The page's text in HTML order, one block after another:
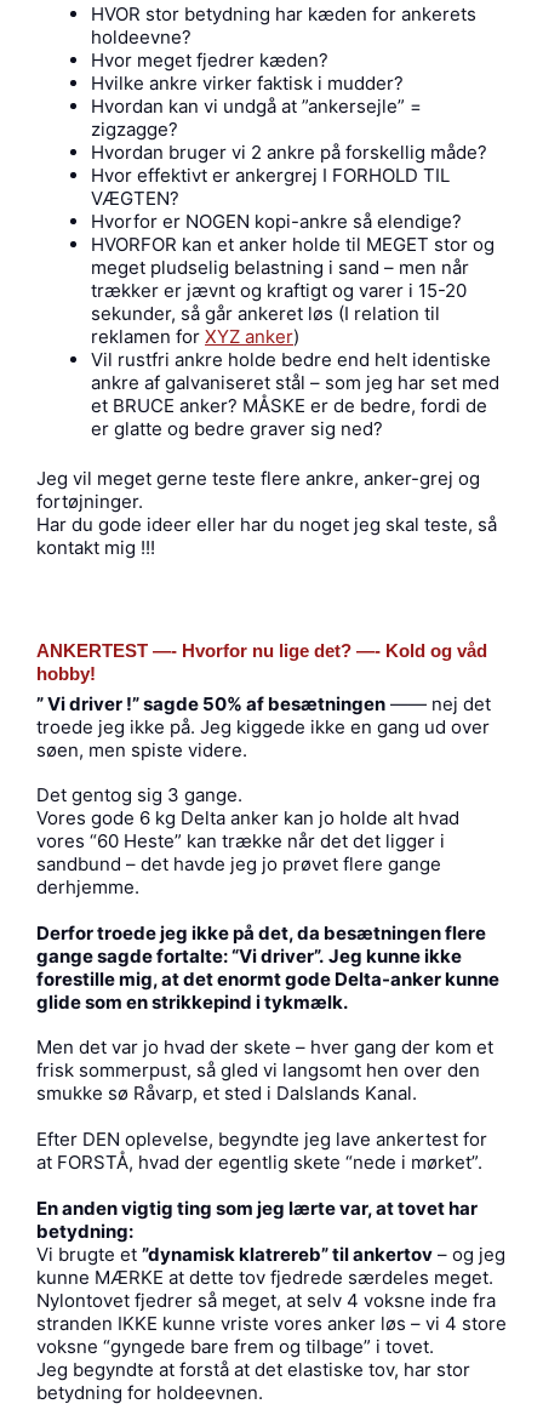
HVOR stor betydning har kæden for ankerets
holdeevne?
Hvor meget fjedrer kæden?
Hvilke ankre virker faktisk i mudder?
Hvordan kan vi undgå at ”ankersejle” =
zigzagge?
Hvordan bruger vi 2 ankre på forskellig måde?
Hvor effektivt er ankergrej I FORHOLD TIL
VÆGTEN?
Hvorfor er NOGEN kopi-ankre så elendige?
HVORFOR kan et anker holde til MEGET stor og
meget pludselig belastning i sand – men når
trækker er jævnt og kraftigt og varer i 15-20
sekunder, så går ankeret løs (I relation til
reklamen for XYZ anker)
Vil rustfri ankre holde bedre end helt identiske
ankre af galvaniseret stål – som jeg har set med
et BRUCE anker? MÅSKE er de bedre, fordi de
er glatte og bedre graver sig ned?
Jeg vil meget gerne teste flere ankre, anker-grej og
fortøjninger.
Har du gode ideer eller har du noget jeg skal teste, så
kontakt mig !!!
ANKERTEST —- Hvorfor nu lige det? —- Kold og våd
hobby!
” Vi driver !” sagde 50% af besætningen —— nej det
troede jeg ikke på. Jeg kiggede ikke en gang ud over
søen, men spiste videre.
Det gentog sig 3 gange.
Vores gode 6 kg Delta anker kan jo holde alt hvad
vores “60 Heste” kan trække når det det ligger i
sandbund – det havde jeg jo prøvet flere gange
derhjemme.
Derfor troede jeg ikke på det, da besætningen flere
gange sagde fortalte: “Vi driver”. Jeg kunne ikke
forestille mig, at det enormt gode Delta-anker kunne
glide som en strikkepind i tykmælk.
Men det var jo hvad der skete – hver gang der kom et
frisk sommerpust, så gled vi langsomt hen over den
smukke sø Råvarp, et sted i Dalslands Kanal.
Efter DEN oplevelse, begyndte jeg lave ankertest for
at FORSTÅ, hvad der egentlig skete “nede i mørket”.
En anden vigtig ting som jeg lærte var, at tovet har
betydning:
Vi brugte et ”dynamisk klatrereb” til ankertov – og jeg
kunne MÆRKE at dette tov fjedrede særdeles meget.
Nylontovet fjedrer så meget, at selv 4 voksne inde fra
stranden IKKE kunne vriste vores anker løs – vi 4 store
voksne “gyngede bare frem og tilbage” i tovet.
Jeg begyndte at forstå at det elastiske tov, har stor
betydning for holdeevnen.